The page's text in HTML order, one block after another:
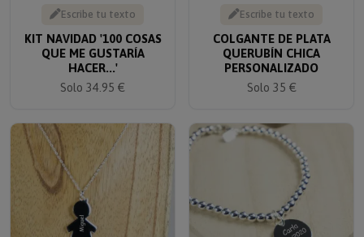
Escribe tu texto
KIT NAVIDAD '100 COSAS
QUE ME GUSTARÍA
HACER...'
Solo 34.95 €
Escribe tu texto
COLGANTE DE PLATA
QUERUBÍN CHICA
PERSONALIZADO
Solo 35 €